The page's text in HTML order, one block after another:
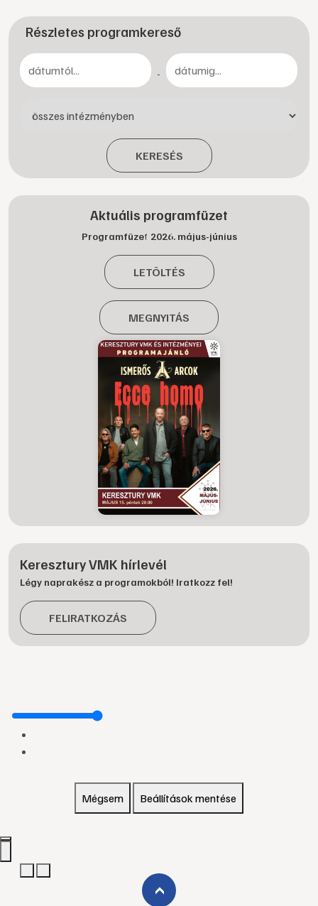
Részletes programkereső
-
KERESÉS
Aktuális programfüzet
Programfüzet 2026. május-június
LETÖLTÉS
MEGNYITÁS
Keresztury VMK hírlevél
Légy naprakész a programokból! Iratkozz fel!
FELIRATKOZÁS
Mégsem Beállítások mentése
›